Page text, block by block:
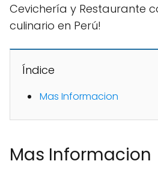
Cevichería y Restaurante
culinario en Perú!
Índice
Mas Informacion
Mas Informacion